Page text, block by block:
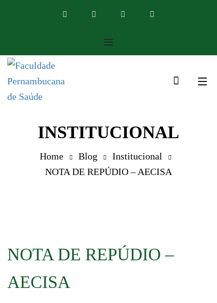
INSTITUCIONAL
Home Blog
Institucional
NOTA DE REPÚDIO – AECISA
NOTA DE REPÚDIO –
AECISA